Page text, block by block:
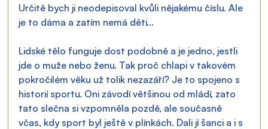
Určitě bych ji neodepisoval kvůli nějakému číslu. Ale
je to dáma a zatím nemá děti...
Lidské tělo funguje dost podobně a je jedno, jestli
jde o muže nebo ženu. Tak proč chlapi v takovém
pokročilém věku už tolik nezazáří? Je to spojeno s
historií sportu. Oni závodí většinou od mládí, zato
tato slečna si vzpomněla pozdě, ale současně
včas, kdy sport byl ještě v plínkách. Dali jí šanci a i s